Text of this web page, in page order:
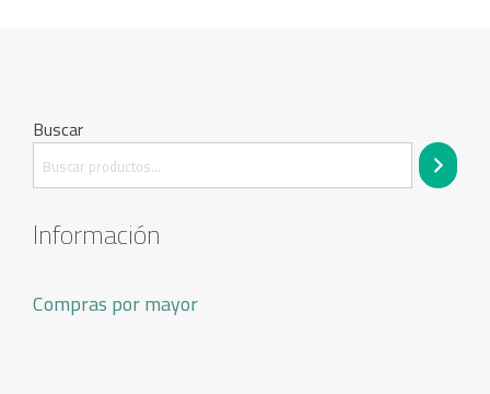
Buscar
Información
Compras por mayor